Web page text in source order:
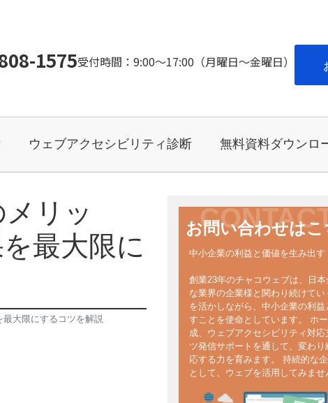
1575受付時間：9:00～17:00（月曜日～金曜日）
ウェブアクセシビリティ診断 無料資料ダウンロ
リッ
最大限に
大限にするコツを解説
お問い合わせは
中小企業の利益と価値を生み出す
創業23年のチャコウェブは、日本
な業界の企業様と関わり続けて
を活かしながら、中小企業の利益
すことを使命としています。 ホ
成、ウェブアクセシビリティ対応
ツ発信サポートを通して、変わ
応する力を育みます。 持続的な
として、ウェブを活用してみませ